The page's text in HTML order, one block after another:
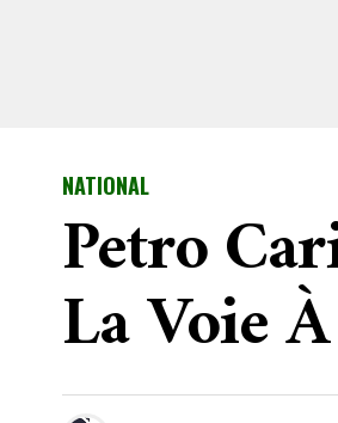
NATIONAL
Petro
La Voie